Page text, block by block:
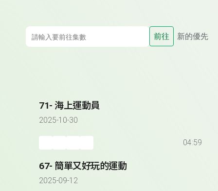
前往 新的優先
71- 海上運動員
2025-10-30
04:59
67- 簡單又好玩的運動
2025-09-12